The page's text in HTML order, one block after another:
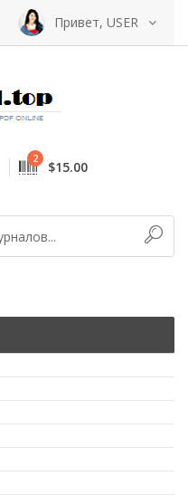
Привет, USER
2 $15.00